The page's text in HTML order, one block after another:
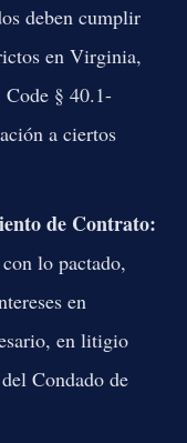
deben cumplir
en Virginia,
§ 40.1-
a ciertos
de Contrato:
lo pactado,
en
en litigio
Condado de